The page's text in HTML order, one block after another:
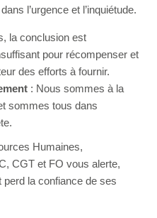
l’urgence et l’inquiétude.
la conclusion est
pour récompenser et
des efforts à fournir.
: Nous sommes à la
sommes tous dans
Humaines,
CGT et FO vous alerte,
perd la confiance de ses